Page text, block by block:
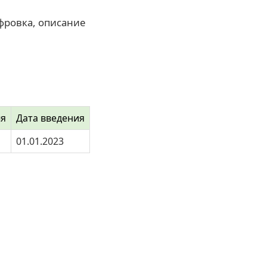
описание
Дата введения
01.01.2023